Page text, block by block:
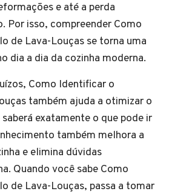
e até a perda
Por isso, compreender Como
de Lava-Louças se torna uma
dia a dia da cozinha moderna.
Como Identificar o
também ajuda a otimizar o
exatamente o que pode ir
também melhora a
e elimina dúvidas
Quando você sabe Como
de Lava-Louças, passa a tomar